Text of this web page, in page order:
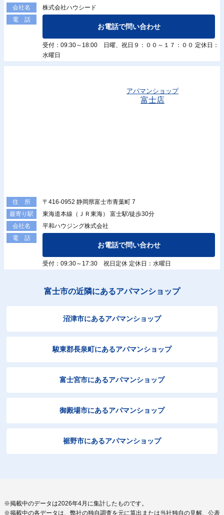
会社名
株式会社ハウシード
電 話
お電話で問い合わせ
受付：09:30～18:00 日曜、祝日９：００～１７：００ 定休日：
水曜日
アパマンショップ
富士店
住 所
〒416-0952 静岡県富士市青葉町 7
最寄り駅
東海道本線（ＪＲ東海） 富士駅/徒歩30分
会社名
平和ハウジング株式会社
電 話
お電話で問い合わせ
受付：09:30～17:30 祝日定休 定休日：水曜日
富士市の近隣にあるアパマンショップ
沼津市にあるアパマンショップ
駿東郡長泉町にあるアパマンショップ
富士宮市にあるアパマンショップ
御殿場市にあるアパマンショップ
裾野市にあるアパマンショップ
※掲載中のデータは2026年4月に集計したものです。
※掲載中の各データは、弊社の独自調査を元に算出または当社独自の見解、公表